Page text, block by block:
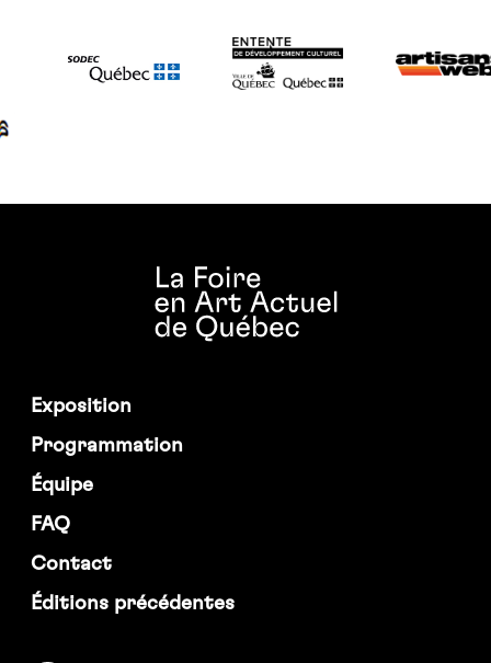
Exposition
Programmation
Équipe
FAQ
Contact
Éditions précédentes